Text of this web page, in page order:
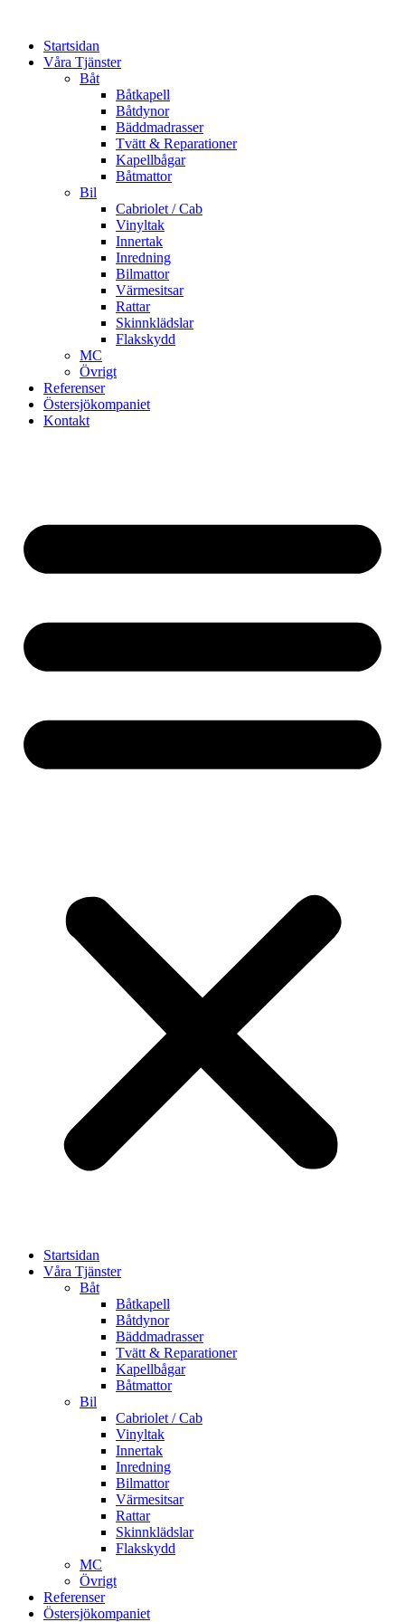
Startsidan
Våra Tjänster
Båt
Båtkapell
Båtdynor
Bäddmadrasser
Tvätt & Reparationer
Kapellbågar
Båtmattor
Bil
Cabriolet / Cab
Vinyltak
Innertak
Inredning
Bilmattor
Värmesitsar
Rattar
Skinnklädslar
Flakskydd
MC
Övrigt
Referenser
Östersjökompaniet
Kontakt
Startsidan
Våra Tjänster
Båt
Båtkapell
Båtdynor
Bäddmadrasser
Tvätt & Reparationer
Kapellbågar
Båtmattor
Bil
Cabriolet / Cab
Vinyltak
Innertak
Inredning
Bilmattor
Värmesitsar
Rattar
Skinnklädslar
Flakskydd
MC
Övrigt
Referenser
Östersjökompaniet